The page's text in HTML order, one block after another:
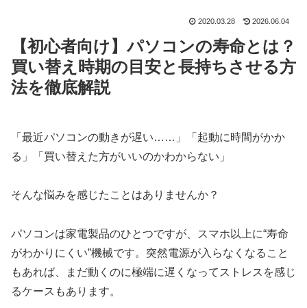
2020.03.28 2026.06.04
【初心者向け】パソコンの寿命とは？
買い替え時期の目安と長持ちさせる方
法を徹底解説
「最近パソコンの動きが遅い……」「起動に時間がかか
る」「買い替えた方がいいのかわからない」
そんな悩みを感じたことはありませんか？
パソコンは家電製品のひとつですが、スマホ以上に“寿命
がわかりにくい”機械です。突然電源が入らなくなること
もあれば、まだ動くのに極端に遅くなってストレスを感じ
るケースもあります。